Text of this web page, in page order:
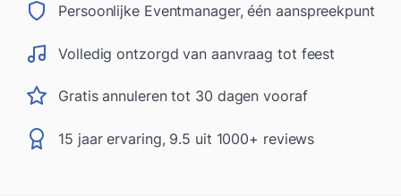
Persoonlijke Eventmanager, één aanspreekpunt
Volledig ontzorgd van aanvraag tot feest
Gratis annuleren tot 30 dagen vooraf
15 jaar ervaring, 9.5 uit 1000+ reviews